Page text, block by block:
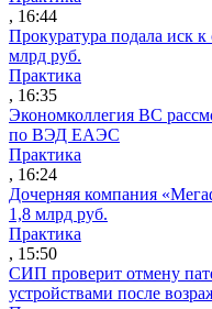
, 16:44
Прокуратура подала иск
млрд руб.
Практика
, 16:35
Экономколлегия ВС
по ВЭД ЕАЭС
Практика
, 16:24
Дочерняя компания
1,8 млрд руб.
Практика
, 15:50
СИП проверит отмену
устройствами после